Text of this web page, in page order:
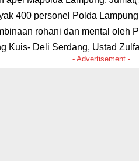
400 personel Polda
rohani dan mental oleh
Kuis- Deli Serdang, Ustad
- Advertisement -